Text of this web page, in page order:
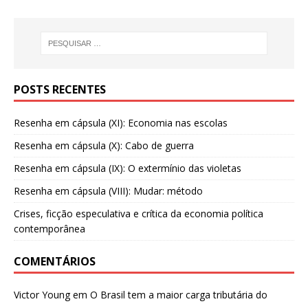
POSTS RECENTES
Resenha em cápsula (XI): Economia nas escolas
Resenha em cápsula (X): Cabo de guerra
Resenha em cápsula (IX): O extermínio das violetas
Resenha em cápsula (VIII): Mudar: método
Crises, ficção especulativa e crítica da economia política
contemporânea
COMENTÁRIOS
Victor Youngem O Brasil tem a maior carga tributária do